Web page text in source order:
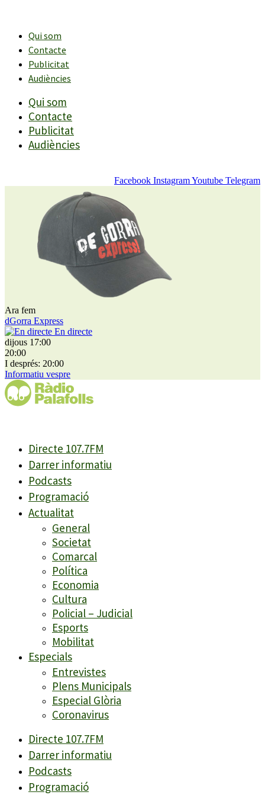
contingutQui som
Contacte
Publicitat
Audiències
Qui som
Contacte
Publicitat
Audiències
Facebook InstagramYoutube Telegram
Ara fem
dGorra Express
En directe
dijous 17:00
20:00
I després: 20:00
Informatiu vespre
Directe 107.7FM
Darrer informatiu
Podcasts
Programació
Actualitat
General
Societat
Comarcal
Política
Economia
Cultura
Policial – Judicial
Esports
Mobilitat
Especials
Entrevistes
Plens Municipals
Especial Glòria
Coronavirus
Directe 107.7FM
Darrer informatiu
Podcasts
Programació